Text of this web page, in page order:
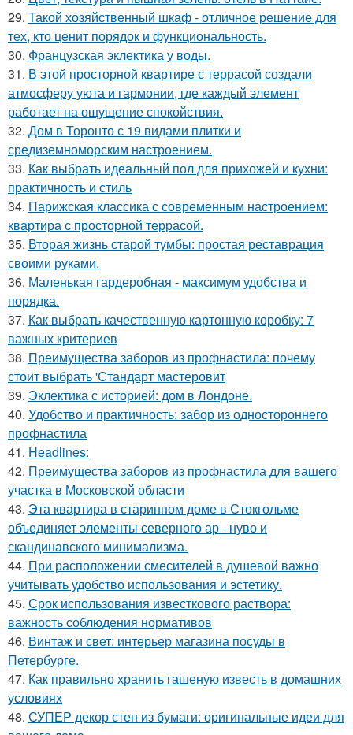
29. Такой хозяйственный шкаф - отличное решение для
тех, кто ценит порядок и функциональность.
30. Французская эклектика у воды.
31. В этой просторной квартире с террасой создали
атмосферу уюта и гармонии, где каждый элемент
работает на ощущение спокойствия.
32. Дом в Торонто с 19 видами плитки и
средиземноморским настроением.
33. Как выбрать идеальный пол для прихожей и кухни:
практичность и стиль
34. Парижская классика с современным настроением:
квартира с просторной террасой.
35. Вторая жизнь старой тумбы: простая реставрация
своими руками.
36. Маленькая гардеробная - максимум удобства и
порядка.
37. Как выбрать качественную картонную коробку: 7
важных критериев
38. Преимущества заборов из профнастила: почему
стоит выбрать 'Стандарт мастеровит
39. Эклектика с историей: дом в Лондоне.
40. Удобство и практичность: забор из одностороннего
профнастила
41. Headlines:
42. Преимущества заборов из профнастила для вашего
участка в Московской области
43. Эта квартира в старинном доме в Стокгольме
объединяет элементы северного ар - нуво и
скандинавского минимализма.
44. При расположении смесителей в душевой важно
учитывать удобство использования и эстетику.
45. Срок использования известкового раствора:
важность соблюдения нормативов
46. Винтаж и свет: интерьер магазина посуды в
Петербурге.
47. Как правильно хранить гашеную известь в домашних
условиях
48. СУПЕР декор стен из бумаги: оригинальные идеи для